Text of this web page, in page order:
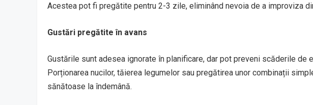
Acestea pot fi pregătite pentru 2-3 zile, eliminând nevoia de a improviza
Gustări pregătite în avans
Gustările sunt adesea ignorate în planificare, dar pot preveni scăderile de
Porționarea nucilor, tăierea legumelor sau pregătirea unor combinații
sănătoase la îndemână.